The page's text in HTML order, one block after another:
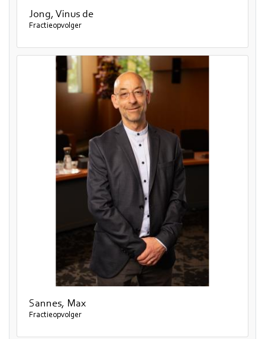
Jong, Vinus de
Fractieopvolger
Sannes, Max
Fractieopvolger